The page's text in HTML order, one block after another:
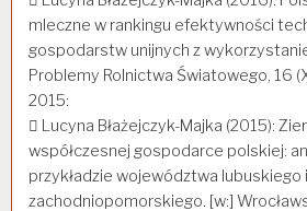
mleczne w rankingu efektywności
gospodarstw unijnych z
Problemy Rolnictwa Światowego, 16
2015:
 Lucyna Błażejczyk-Majka (2015):
współczesnej gospodarce polskiej:
przykładzie województwa lubuskiego i
zachodniopomorskiego. [w:]